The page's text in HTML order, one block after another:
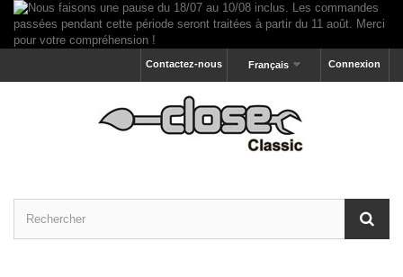
Connexion
Français
Contactez-nous